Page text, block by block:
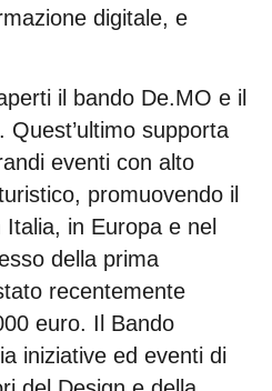
digitale, e
il bando De.MO e il
Quest’ultimo supporta
eventi con alto
promuovendo il
in Europa e nel
della prima
recentemente
euro. Il Bando
iniziative ed eventi di